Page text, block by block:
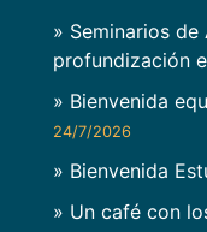
» Seminarios
profundización
» Bienvenida
24/7/2026
» Bienvenida
» Un café con